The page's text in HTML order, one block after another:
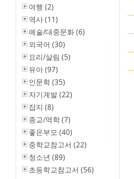
여행 (2)
역사 (11)
예술/대중문화 (6)
외국어 (30)
요리/살림 (5)
유아 (97)
인문학 (35)
자기계발 (22)
잡지 (8)
종교/역학 (7)
좋은부모 (40)
중학교참고서 (22)
청소년 (89)
초등학교참고서 (56)